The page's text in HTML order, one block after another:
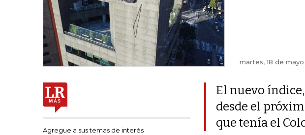
martes, 18 de
Agregue a sus temas de interés
El nuevo
desde el
que tenía el